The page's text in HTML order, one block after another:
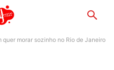
quer morar sozinho no Rio de Janeiro